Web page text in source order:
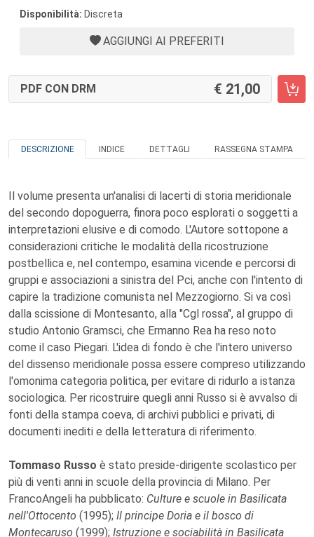
Disponibilità: Discreta
AGGIUNGI AI PREFERITI
PDF CON DRM 21,00
DESCRIZIONE INDICE DETTAGLI RASSEGNA STAMPA
Il volume presenta un'analisi di lacerti di storia meridionale
del secondo dopoguerra, finora poco esplorati o soggetti a
interpretazioni elusive e di comodo. L'Autore sottopone a
considerazioni critiche le modalità della ricostruzione
postbellica e, nel contempo, esamina vicende e percorsi di
gruppi e associazioni a sinistra del Pci, anche con l'intento di
capire la tradizione comunista nel Mezzogiorno. Si va così
dalla scissione di Montesanto, alla "Cgl rossa", al gruppo di
studio Antonio Gramsci, che Ermanno Rea ha reso noto
come il caso Piegari. L'idea di fondo è che l'intero universo
del dissenso meridionale possa essere compreso utilizzando
l'omonima categoria politica, per evitare di ridurlo a istanza
sociologica. Per ricostruire quegli anni Russo si è avvalso di
fonti della stampa coeva, di archivi pubblici e privati, di
documenti inediti e della letteratura di riferimento.
Tommaso Russo è stato preside-dirigente scolastico per
più di venti anni in scuole della provincia di Milano. Per
FrancoAngeli ha pubblicato: Culture e scuole in Basilicata
nell'Ottocento (1995); Il principe Doria e il bosco di
Montecaruso (1999); Istruzione e sociabilità in Basilicata